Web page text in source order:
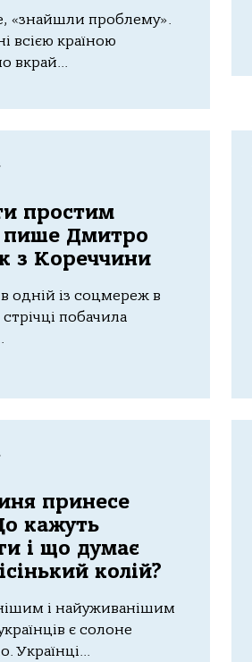
«знайшли проблему».
всією країною
вкрай...
простим
пише Дмитро
з Кореччини
одній із соцмереж в
побачила
принесе
кажуть
і що думає
колій?
і найуживанішим
є солоне
Українці...